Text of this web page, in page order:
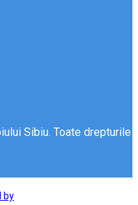
Sibiu. Toate drepturile
by